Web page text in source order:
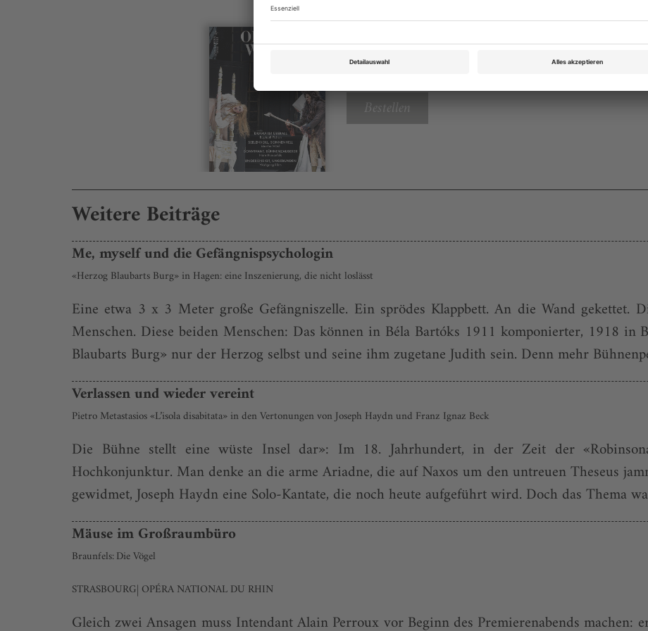
Rubrik: Panorama, Seite 56
von Bernd Künzig
Bestellen
Weitere Beiträge
Me, myself und die Gefängnispsychologin
«Herzog Blaubarts Burg» in Hagen: eine Inszenierung, die nicht loslässt
Eine etwa 3 x 3 Meter große Gefängniszelle. Ein sprödes Klappbett. An die Wand gekettet.
Menschen. Diese beiden Menschen: Das können in Béla Bartóks 1911 komponierter, 1918 in
Blaubarts Burg» nur der Herzog selbst und seine ihm zugetane Judith sein. Denn mehr
Verlassen und wieder vereint
Pietro Metastasios «L’isola disabitata» in den Vertonungen von Joseph Haydn und Franz Ignaz Beck
Die Bühne stellt eine wüste Insel dar»: Im 18. Jahrhundert, in der Zeit der
Hochkonjunktur. Man denke an die arme Ariadne, die auf Naxos um den untreuen Theseus
gewidmet, Joseph Haydn eine Solo-Kantate, die noch heute aufgeführt wird. Doch das Thema
Mäuse im Großraumbüro
Braunfels: Die Vögel
STRASBOURG| OPÉRA NATIONAL DU RHIN
Gleich zwei Ansagen muss Intendant Alain Perroux vor Beginn des Premierenabends machen: